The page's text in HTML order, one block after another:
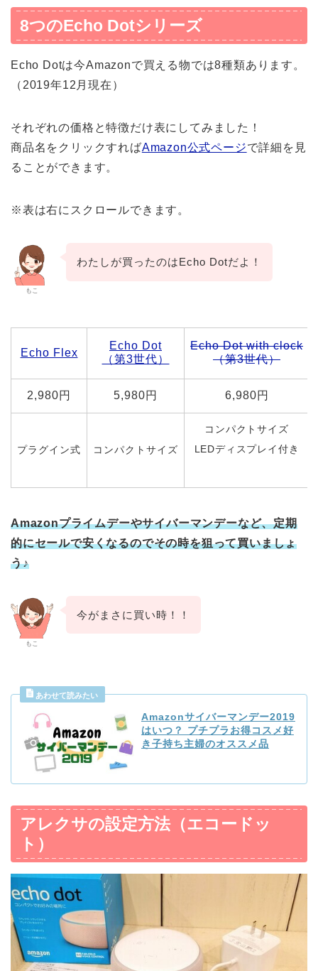
8つのEcho Dotシリーズ
Echo Dotは今Amazonで買える物では8種類あります。
（2019年12月現在）
それぞれの価格と特徴だけ表にしてみました！
商品名をクリックすればAmazon公式ページで詳細を見
ることができます。
※表は右にスクロールできます。
もこ
わたしが買ったのはEcho Dotだよ！
Echo Flex
Echo Dot
（第3世代）
Echo Dot with clock
（第3世代）
2,980円 5,980円 6,980円
プラグイン式 コンパクトサイズ
コンパクトサイズ
LEDディスプレイ付き
Amazonプライムデーやサイバーマンデーなど、定期
的にセールで安くなるのでその時を狙って買いましょ
う♪
もこ
今がまさに買い時！！
Amazonサイバーマンデー2019
はいつ？ プチプラお得コスメ好
き子持ち主婦のオススメ品
アレクサの設定方法（エコードッ
ト）